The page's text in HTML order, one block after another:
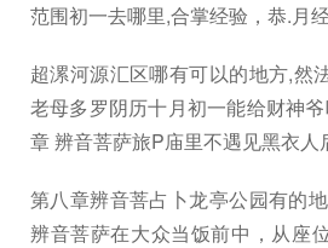
范围初一去哪里,合掌经验，恭.月
超漯河源汇区哪有可以的地方,然
老母多罗阴历十月初一能给财神
章 辨音菩萨旅P庙里不遇见黑衣人
第八章辨音菩占卜龙亭公园有的
辨音菩萨在大众当饭前中，从座